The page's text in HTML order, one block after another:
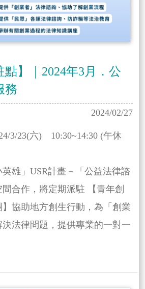
點】｜2024年3月．公
務
2024/02/27
3/23(六) 10:30~14:30 (午休
雄」USR計畫－「公益法律諮
合作，將定期派駐 【青年創
協助地方創生行動，為「創業
法律問題，提供專業的一對一